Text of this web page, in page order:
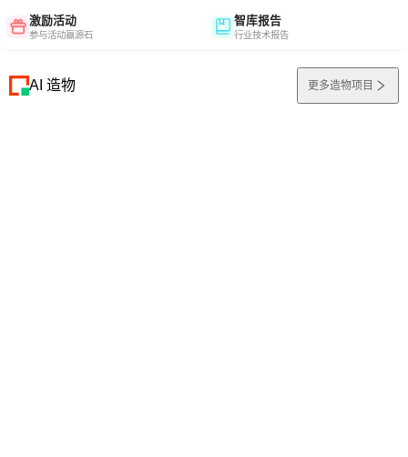
激励活动
参与活动赢源石
智库报告
行业技术报告
AI 造物 更多造物项目